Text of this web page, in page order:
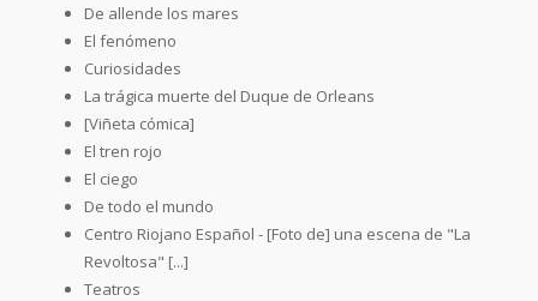
De allende los mares
El fenómeno
Curiosidades
La trágica muerte del Duque de Orleans
[Viñeta cómica]
El tren rojo
El ciego
De todo el mundo
Centro Riojano Español - [Foto de] una escena de "La
Revoltosa" [...]
Teatros